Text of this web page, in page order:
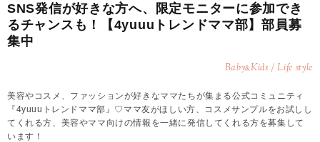
SNS発信が好きな方へ、限定モニターに参加でき
るチャンスも！【4yuuuトレンドママ部】部員募
集中
Baby&Kids / Life style
美容やコスメ、ファッションが好きなママたちが集まる公式コミュニティ
『4yuuuトレンドママ部』♡ママ友がほしい方、コスメサンプルをお試しし
てくれる方、美容やママ向けの情報を一緒に発信してくれる方を募集して
います！